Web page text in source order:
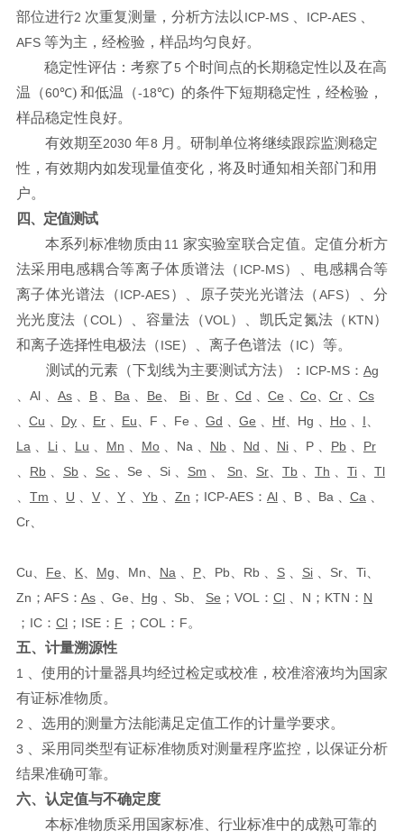
部位进行2 次重复测量，分析方法以 ICP-MS ICP-AES
AFS 等为主，经检验，样品均匀良好。
稳定性评估：考察了5 个时间点的长期稳定性以及在高
温（60℃) 和低温 （-18℃) 的条件下短期稳定性，经检验，
样品稳定性良好。
有效期至2030 年8 月。研制单位将继续跟踪监测稳定
性，有效期内如发现量值变化，将及时通知相关部门和用
户。
四、定值测试
本系列标准物质由 11 家实验室联合定值。定值分析方
法采用电感耦合等离子体质谱法（ ICP-MS）、电感耦合等
离子体光谱法（ICP-AES）、原子荧光光谱法（AFS）、分
光光度法（COL ）、容量法（VOL ）、凯氏定氮法（ KTN）
和离子选择性电极法（ISE）、离子色谱法（IC）等。
测试的元素（下划线为主要测试方法）： ICP-MS： Ag
Al As B Ba Be Bi Br Cd Ce Co、 Cr
Cs
Cu Dy Er Eu F Fe Gd Ge Hf、 Hg Ho I
La
Li Lu Mn Mo Na Nb Nd Ni P Pb
Pr
Rb Sb Sc Se Si Sm Sn Sr、 Tb Th Ti
Tl
Tm U V Y Yb Zn ； ICP-AES： Al B Ba Ca
Cr、
Cu Fe K、 Mg Mn Na P、 Pb、 Rb S Si Sr、 Ti、
Zn ； AFS： As Ge Hg Sb、 Se ； VOL ： Cl N ； KTN ： N
； IC： Cl； ISE： F ； COL ： F。
五、计量溯源性
1
、使用的计量器具均经过检定或校准，校准溶液均为国家
有证标准物质。
2 、选用的测量方法能满足定值工作的计量学要求。
3
、采用同类型有证标准物质对测量程序监控，以保证分析
结果准确可靠。
六、认定值与不确定度
本标准物质采用国家标准、行业标准中的成熟可靠的